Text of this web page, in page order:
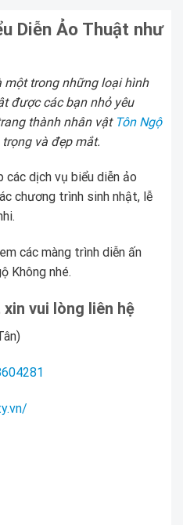
Diễn Ảo Thuật như
một trong những loại hình
được các bạn nhỏ yêu
thành nhân vật Tôn Ngộ
và đẹp mắt.
các dịch vụ biểu diễn ảo
chương trình sinh nhật, lễ
các màng trình diễn ấn
Không nhé.
vui lòng liên hệ